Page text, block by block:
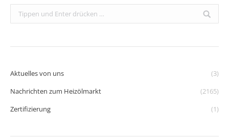
Search:
Aktuelles von uns
(3)
Nachrichten zum Heizölmarkt
(2165)
Zertifizierung
(1)